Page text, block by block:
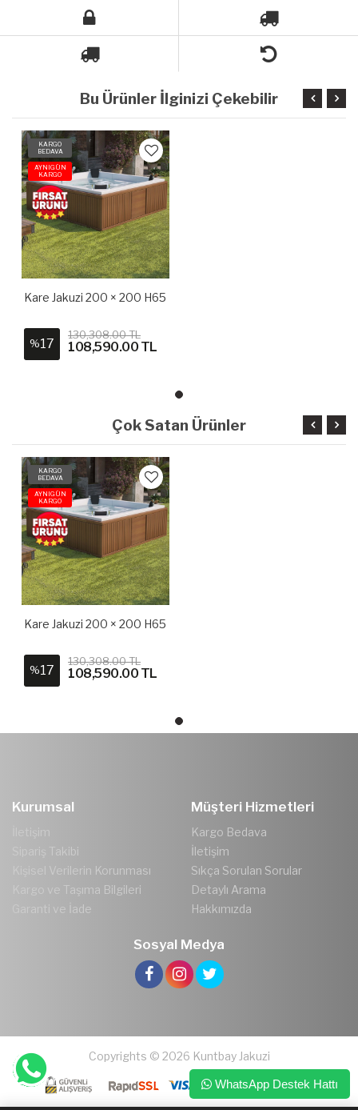
Bu Ürünler İlginizi Çekebilir
KARGO
BEDAVA
AYNIGÜN
KARGO
Kare Jakuzi 200 × 200 H65
%17
130,308.00 TL
108,590.00 TL
Çok Satan Ürünler
KARGO
BEDAVA
AYNIGÜN
KARGO
Kare Jakuzi 200 × 200 H65
%17
130,308.00 TL
108,590.00 TL
Kurumsal
İletişim
Sipariş Takibi
Kişisel Verilerin Korunması
Kargo ve Taşıma Bilgileri
Garanti ve İade
Müşteri Hizmetleri
Kargo Bedava
İletişim
Sıkça Sorulan Sorular
Detaylı Arama
Hakkımızda
Sosyal Medya
Copyrights © 2026 Kuntbay Jakuzi
WhatsApp Destek Hattı